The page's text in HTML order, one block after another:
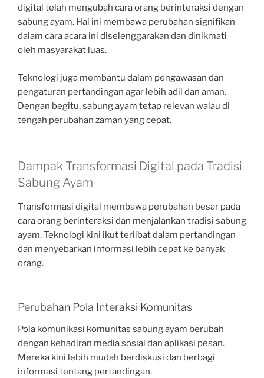
digital telah mengubah cara orang berinteraksi dengan
sabung ayam. Hal ini membawa perubahan signifikan
dalam cara acara ini diselenggarakan dan dinikmati
oleh masyarakat luas.
Teknologi juga membantu dalam pengawasan dan
pengaturan pertandingan agar lebih adil dan aman.
Dengan begitu, sabung ayam tetap relevan walau di
tengah perubahan zaman yang cepat.
Dampak Transformasi Digital pada Tradisi
Sabung Ayam
Transformasi digital membawa perubahan besar pada
cara orang berinteraksi dan menjalankan tradisi sabung
ayam. Teknologi kini ikut terlibat dalam pertandingan
dan menyebarkan informasi lebih cepat ke banyak
orang.
Perubahan Pola Interaksi Komunitas
Pola komunikasi komunitas sabung ayam berubah
dengan kehadiran media sosial dan aplikasi pesan.
Mereka kini lebih mudah berdiskusi dan berbagi
informasi tentang pertandingan.